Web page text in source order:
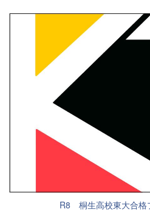
R8 桐生高校東大合格